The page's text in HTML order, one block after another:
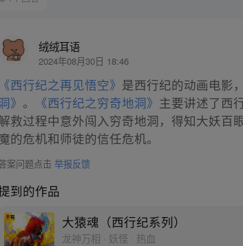
绒绒耳语
2024年08月30日 18:46
《西行纪之再见悟空》 是西行纪的动画电影
》 。 《西行纪之穷奇地洞》 主要讲述了西
救过程中意外闯入穷奇地洞，得知大妖百
的危机和师徒的信任危机。
案问题点击举报反馈
到的作品
大猿魂（西行纪系列）
龙神万相 · 妖怪 · 热血